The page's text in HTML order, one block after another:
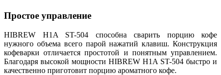
Простое управление
HIBREW H1A ST-504 способна сварить порцию кофе
нужного объема всего парой нажатий клавиш. Конструкция
кофеварки отличается простотой и понятным управлением.
Благодаря высокой мощности HIBREW H1A ST-504 быстро и
качественно приготовит порцию ароматного кофе.